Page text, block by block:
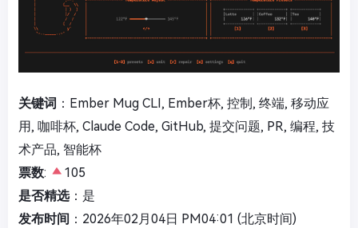
关键词 ：Ember Mug CLI, Ember杯, 控制, 终端, 移动应
用, 咖啡杯, Claude Code, GitHub, 提交问题, PR, 编程, 技
术产品, 智能杯
票数:
105
是否精选：是
发布时间 ：2026年02月04日 PM04:01 (北京时间)